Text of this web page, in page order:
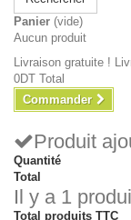
Panier (vide)
Aucun produit
Livraison gratuite !
0DT Total
Commander
Produit
Quantité
Total
Il y a 1
Total produits TTC